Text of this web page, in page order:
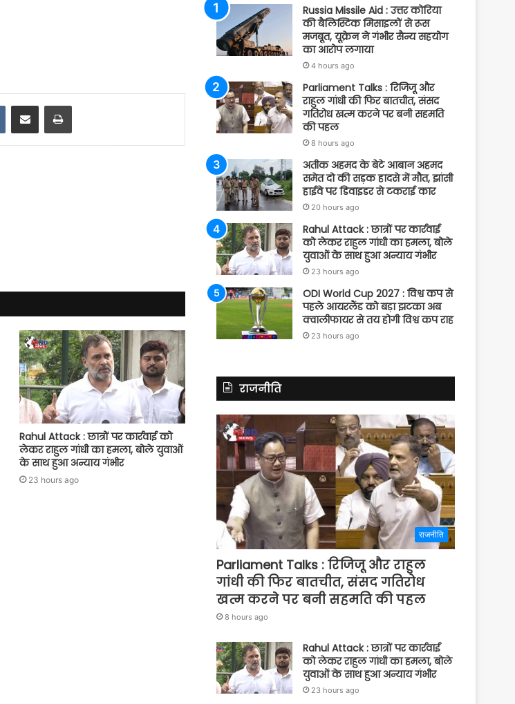
VKontakteShare via Email Print
Rahul Attack : छात्रों पर कार्रवाई को
लेकर राहुल गांधी का हमला, बोले युवाओं
के साथ हुआ अन्याय गंभीर
23 hours ago
Russia Missile Aid : उत्तर कोरिया
की बैलिस्टिक मिसाइलों से रूस
मजबूत, यूक्रेन ने गंभीर सैन्य सहयोग
का आरोप लगाया
4 hours ago
Parliament Talks : रिजिजू और
राहुल गांधी की फिर बातचीत, संसद
गतिरोध खत्म करने पर बनी सहमति
की पहल
8 hours ago
अतीक अहमद के बेटे आबान अहमद
समेत दो की सड़क हादसे में मौत, झांसी
हाईवे पर डिवाइडर से टकराई कार
20 hours ago
Rahul Attack : छात्रों पर कार्रवाई
को लेकर राहुल गांधी का हमला, बोले
युवाओं के साथ हुआ अन्याय गंभीर
23 hours ago
ODI World Cup 2027 : विश्व कप से
पहले आयरलैंड को बड़ा झटका अब
क्वालीफायर से तय होगी विश्व कप राह
23 hours ago
राजनीति
राजनीति
Parliament Talks : रिजिजू और राहुल
गांधी की फिर बातचीत, संसद गतिरोध
खत्म करने पर बनी सहमति की पहल
8 hours ago
Rahul Attack : छात्रों पर कार्रवाई
को लेकर राहुल गांधी का हमला, बोले
युवाओं के साथ हुआ अन्याय गंभीर
23 hours ago